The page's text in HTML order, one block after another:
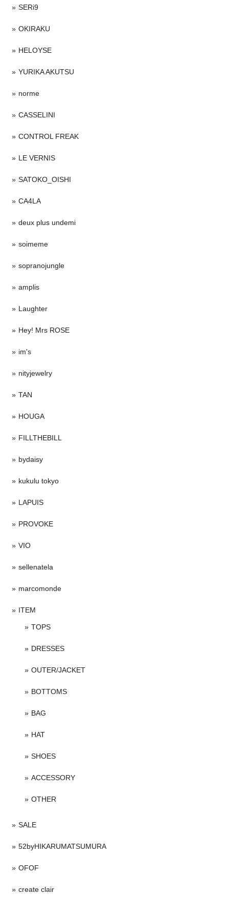
SERi9
OKIRAKU
HELOYSE
YURIKA AKUTSU
norme
CASSELINI
CONTROL FREAK
LE VERNIS
SATOKO_OISHI
CA4LA
deux plus undemi
soimeme
sopranojungle
amplis
Laughter
Hey! Mrs ROSE
im's
nityjewelry
TAN
HOUGA
FILLTHEBILL
bydaisy
kukulu tokyo
LAPUIS
PROVOKE
VIO
sellenatela
marcomonde
ITEM
TOPS
DRESSES
OUTER/JACKET
BOTTOMS
BAG
HAT
SHOES
ACCESSORY
OTHER
SALE
52byHIKARUMATSUMURA
OFOF
create clair